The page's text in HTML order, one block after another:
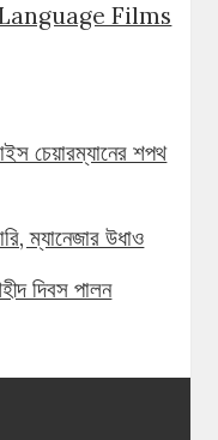
Films
চেয়ারম্যানের শপথ
ম্যানেজার উধাও
দিবস পালন